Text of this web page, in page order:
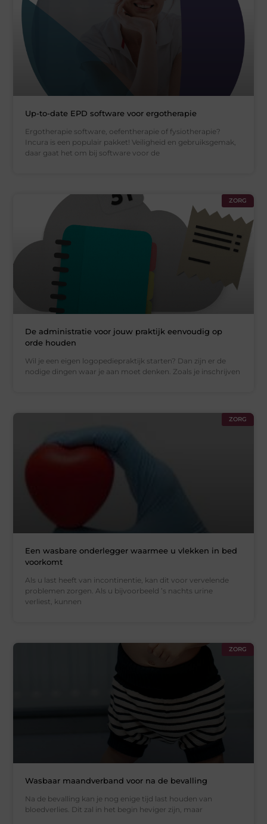
Up-to-date EPD software voor ergotherapie
Ergotherapie software, oefentherapie of fysiotherapie?
Incura is een populair pakket! Veiligheid en gebruiksgemak,
daar gaat het om bij software voor de
ZORG
De administratie voor jouw praktijk eenvoudig op
orde houden
Wil je een eigen logopediepraktijk starten? Dan zijn er de
nodige dingen waar je aan moet denken. Zoals je inschrijven
ZORG
Een wasbare onderlegger waarmee u vlekken in bed
voorkomt
Als u last heeft van incontinentie, kan dit voor vervelende
problemen zorgen. Als u bijvoorbeeld ’s nachts urine
verliest, kunnen
ZORG
Wasbaar maandverband voor na de bevalling
Na de bevalling kan je nog enige tijd last houden van
bloedverlies. Dit zal in het begin heviger zijn, maar